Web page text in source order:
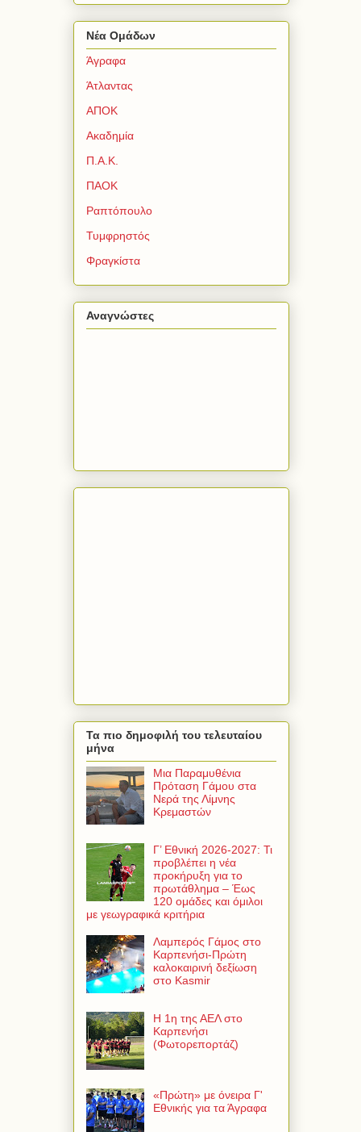
Νέα Ομάδων
Άγραφα
Άτλαντας
ΑΠΟΚ
Ακαδημία
Π.Α.Κ.
ΠΑΟΚ
Ραπτόπουλο
Τυμφρηστός
Φραγκίστα
Αναγνώστες
Τα πιο δημοφιλή του τελευταίου
μήνα
Μια Παραμυθένια
Πρόταση Γάμου στα
Νερά της Λίμνης
Κρεμαστών
Γ’ Εθνική 2026-2027: Τι
προβλέπει η νέα
προκήρυξη για το
πρωτάθλημα – Έως
120 ομάδες και όμιλοι
με γεωγραφικά κριτήρια
Λαμπερός Γάμος στο
Καρπενήσι-Πρώτη
καλοκαιρινή δεξίωση
στο Kasmir
Η 1η της ΑΕΛ στο
Καρπενήσι
(Φωτορεπορτάζ)
«Πρώτη» με όνειρα Γ'
Εθνικής για τα Άγραφα